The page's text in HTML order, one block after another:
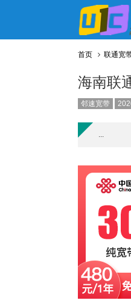
首页 联通宽
海南联
邻速宽带
...